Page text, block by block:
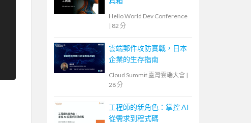
Hello World Dev Conference
| 82 分
雲端郵件攻防實戰，日本
企業的生存指南
Cloud Summit 臺灣雲端大會 |
28 分
工程師的新角色：掌控 AI
從需求到程式碼